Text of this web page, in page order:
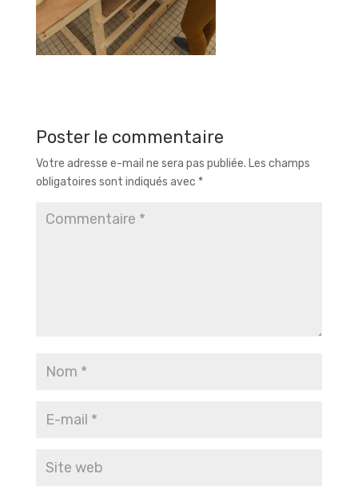
Poster le commentaire
Votre adresse e-mail ne sera pas publiée. Les champs
obligatoires sont indiqués avec *